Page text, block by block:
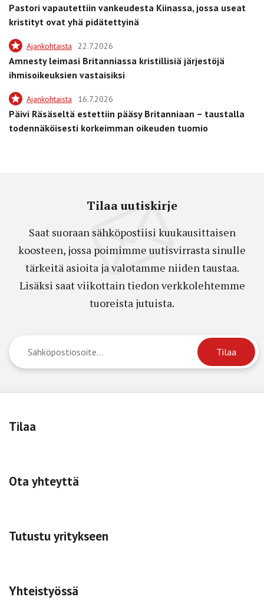
Pastori vapautettiin vankeudesta Kiinassa, jossa useat
kristityt ovat yhä pidätettyinä
Ajankohtaista 22.7.2026
Amnesty leimasi Britanniassa kristillisiä järjestöjä
ihmisoikeuksien vastaisiksi
Ajankohtaista 16.7.2026
Päivi Räsäseltä estettiin pääsy Britanniaan – taustalla
todennäköisesti korkeimman oikeuden tuomio
Tilaa uutiskirje
Saat suoraan sähköpostiisi kuukausittaisen
koosteen, jossa poimimme uutisvirrasta sinulle
tärkeitä asioita ja valotamme niiden taustaa.
Lisäksi saat viikottain tiedon verkkolehtemme
tuoreista jutuista.
Tilaa
Ota yhteyttä
Tutustu yritykseen
Yhteistyössä